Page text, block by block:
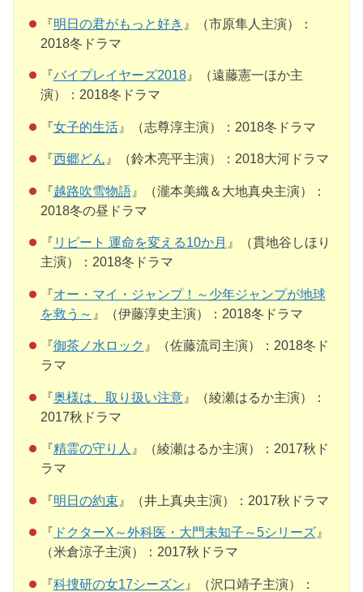
『明日の君がもっと好き 』（市原隼人主演）：
2018冬ドラマ
『 バイプレイヤーズ2018』（遠藤憲一ほか主
演）：2018冬ドラマ
『女子的生活』（志尊淳主演）：2018冬ドラマ
『西郷どん』（鈴木亮平主演）：2018大河ドラマ
『越路吹雪物語』（瀧本美織＆大地真央主演）：
2018冬の昼ドラマ
『 リピート 運命を変える10か月 』（貫地谷しほり
主演）：2018冬ドラマ
『オー・マイ・ジャンプ！～少年ジャンプが地球
を救う～ 』（伊藤淳史主演）：2018冬ドラマ
『御茶ノ水ロック 』（佐藤流司主演）：2018冬ド
ラマ
『奥様は、取り扱い注意』（綾瀬はるか主演）：
2017秋ドラマ
『精霊の守り人 』（綾瀬はるか主演）：2017秋ド
ラマ
『明日の約束 』（井上真央主演）：2017秋ドラマ
『 ドクターX～外科医・大門未知子～5シリーズ』
（米倉涼子主演）：2017秋ドラマ
『科捜研の女17シーズン 』（沢口靖子主演）：